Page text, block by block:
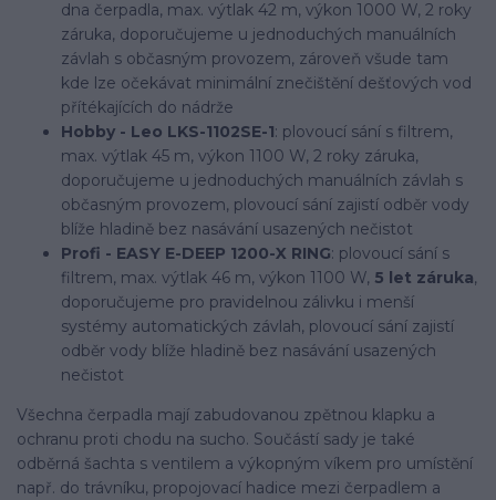
dna čerpadla, max. výtlak 42 m, výkon 1000 W, 2 roky
záruka, doporučujeme u jednoduchých manuálních
závlah s občasným provozem, zároveň všude tam
kde lze očekávat minimální znečištění dešťových vod
přítékajících do nádrže
Hobby - Leo LKS-1102SE-1: plovoucí sání s filtrem,
max. výtlak 45 m, výkon 1100 W, 2 roky záruka,
doporučujeme u jednoduchých manuálních závlah s
občasným provozem, plovoucí sání zajistí odběr vody
blíže hladině bez nasávání usazených nečistot
Profi - EASY E-DEEP 1200-X RING: plovoucí sání s
filtrem, max. výtlak 46 m, výkon 1100 W, 5 let záruka,
doporučujeme pro pravidelnou zálivku i menší
systémy automatických závlah, plovoucí sání zajistí
odběr vody blíže hladině bez nasávání usazených
nečistot
Všechna čerpadla mají zabudovanou zpětnou klapku a
ochranu proti chodu na sucho. Součástí sady je také
odběrná šachta s ventilem a výkopným víkem pro umístění
např. do trávníku, propojovací hadice mezi čerpadlem a